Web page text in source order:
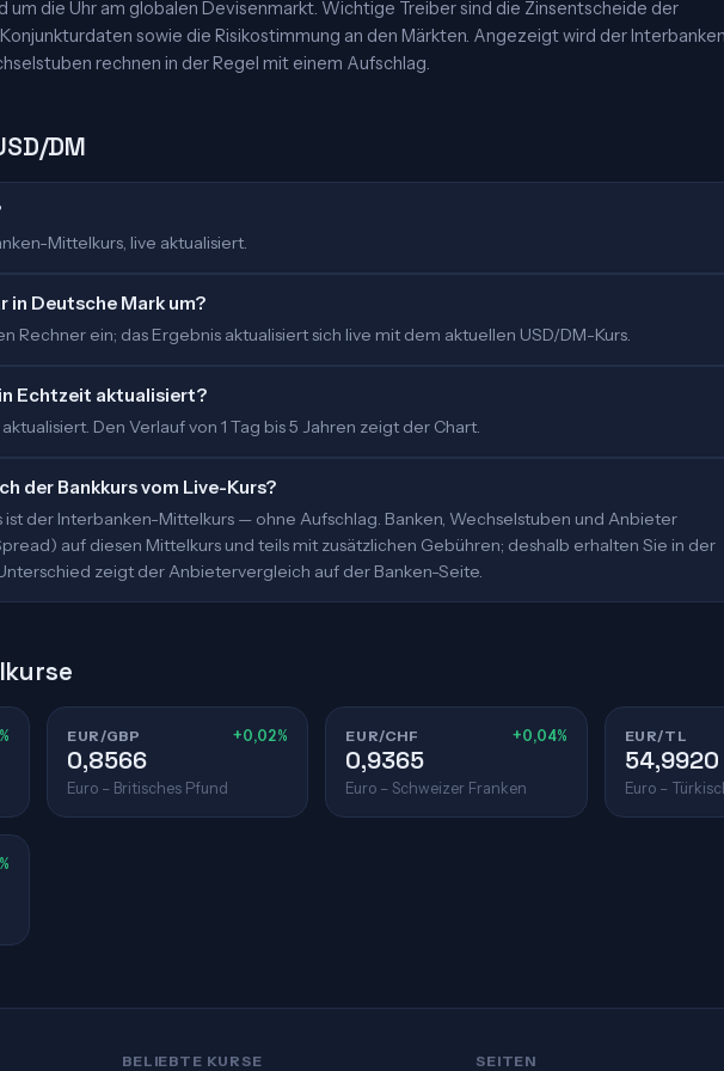
um die Uhr am globalen Devisenmarkt. Wichtige Treiber sind die Zinsentscheide der
sowie die Risikostimmung an den Märkten. Angezeigt wird der
rechnen in der Regel mit einem Aufschlag.
DM
Mittelkurs, live aktualisiert.
in Deutsche Mark um?
Rechner ein; das Ergebnis aktualisiert sich live mit dem aktuellen USD/DM-Kurs.
Echtzeit aktualisiert?
Den Verlauf von 1 Tag bis 5 Jahren zeigt der Chart.
der Bankkurs vom Live-Kurs?
der Interbanken-Mittelkurs — ohne Aufschlag. Banken, Wechselstuben und Anbieter
auf diesen Mittelkurs und teils mit zusätzlichen Gebühren; deshalb erhalten Sie in der
zeigt der Anbietervergleich auf der Banken-Seite.
EUR/GBP +0,02%
0,8566
Euro – Britisches Pfund
EUR/CHF +0,04%
0,9365
Euro – Schweizer Franken
EUR/TL
54,9920
Euro –
BELIEBTE KURSE SEITEN